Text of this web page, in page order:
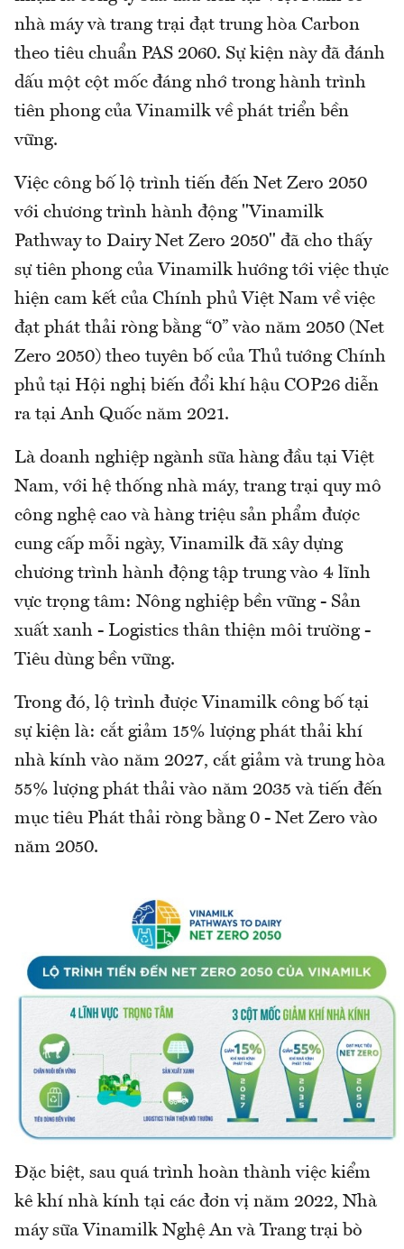
nhà máy và trang trại đạt trung hòa Carbon
theo tiêu chuẩn PAS 2060. Sự kiện này đã đánh
dấu một cột mốc đáng nhớ trong hành trình
tiên phong của Vinamilk về phát triển bền
vững.
Việc công bố lộ trình tiến đến Net Zero 2050
với chương trình hành động "Vinamilk
Pathway to Dairy Net Zero 2050" đã cho thấy
sự tiên phong của Vinamilk hướng tới việc thực
hiện cam kết của Chính phủ Việt Nam về việc
đạt phát thải ròng bằng “0” vào năm 2050 (Net
Zero 2050) theo tuyên bố của Thủ tướng Chính
phủ tại Hội nghị biến đổi khí hậu COP26 diễn
ra tại Anh Quốc năm 2021.
Là doanh nghiệp ngành sữa hàng đầu tại Việt
Nam, với hệ thống nhà máy, trang trại quy mô
công nghệ cao và hàng triệu sản phẩm được
cung cấp mỗi ngày, Vinamilk đã xây dựng
chương trình hành động tập trung vào 4 lĩnh
vực trọng tâm: Nông nghiệp bền vững - Sản
xuất xanh - Logistics thân thiện môi trường -
Tiêu dùng bền vững.
Trong đó, lộ trình được Vinamilk công bố tại
sự kiện là: cắt giảm 15% lượng phát thải khí
nhà kính vào năm 2027, cắt giảm và trung hòa
55% lượng phát thải vào năm 2035 và tiến đến
mục tiêu Phát thải ròng bằng 0 - Net Zero vào
năm 2050.
Đặc biệt, sau quá trình hoàn thành việc kiểm
kê khí nhà kính tại các đơn vị năm 2022, Nhà
máy sữa Vinamilk Nghệ An và Trang trại bò